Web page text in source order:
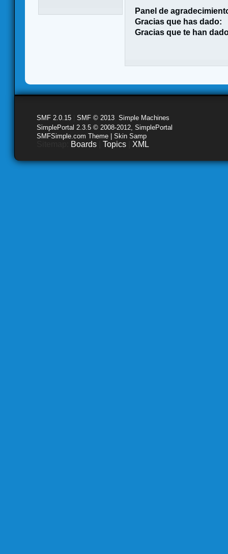
Panel de
Gracias que has dado:
Gracias que te han
SMF 2.0.15 SMF © 2013 Simple Machines
SimplePortal 2.3.5 © 2008-2012, SimplePortal
SMFSimple.com Theme | Skin Samp
Boards Topics XML